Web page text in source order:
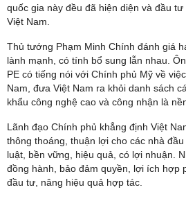
quốc gia này đều đã hiện diện và đầu
Việt Nam.
Thủ tướng Phạm Minh Chính đánh giá
lành mạnh, có tính bổ sung lẫn nhau.
PE có tiếng nói với Chính phủ Mỹ về
Nam, đưa Việt Nam ra khỏi danh sách
khẩu công nghệ cao và công nhận là
Lãnh đạo Chính phủ khẳng định Việt
thông thoáng, thuận lợi cho các nhà
luật, bền vững, hiệu quả, có lợi nhuận.
đồng hành, bảo đảm quyền, lợi ích hợp
đầu tư, nâng hiệu quả hợp tác.